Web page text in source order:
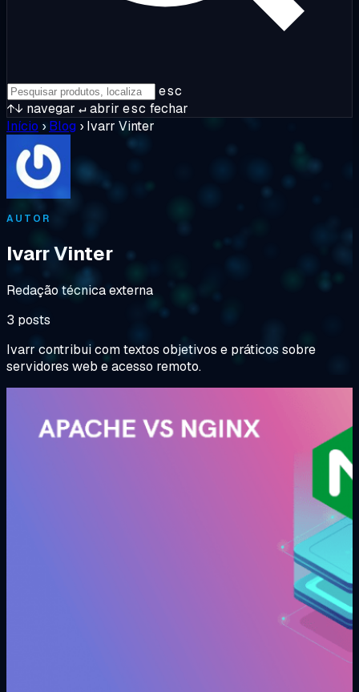
esc
↑↓ navegar ↵abrir esc fechar
Início › Blog › Ivarr Vinter
AUTOR
Ivarr Vinter
Redação técnica externa
3 posts
Ivarr contribui com textos objetivos e práticos sobre
servidores web e acesso remoto.